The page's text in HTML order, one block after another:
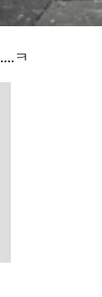
ㅋ